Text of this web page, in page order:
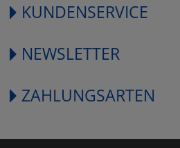
KUNDENSERVICE
NEWSLETTER
ZAHLUNGSARTEN